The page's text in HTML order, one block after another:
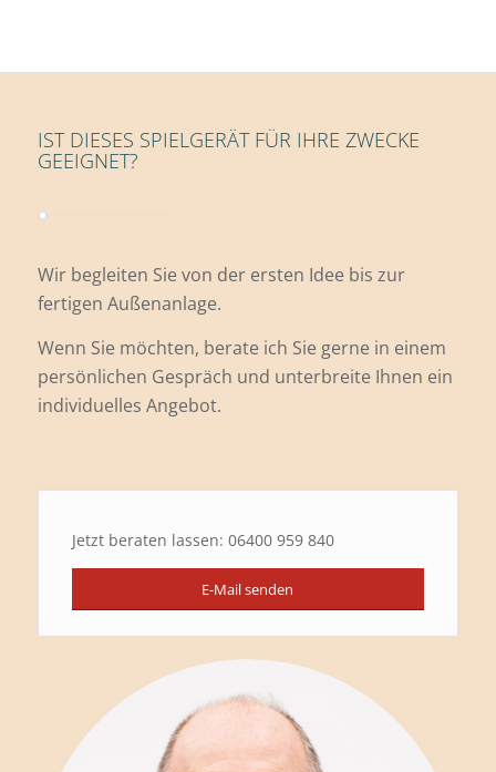
IST DIESES SPIELGERÄT FÜR IHRE ZWECKE
GEEIGNET?
Wir begleiten Sie von der ersten Idee bis zur
fertigen Außenanlage.
Wenn Sie möchten, berate ich Sie gerne in einem
persönlichen Gespräch und unterbreite Ihnen ein
individuelles Angebot.
Jetzt beraten lassen: 06400 959 840
E-Mail senden